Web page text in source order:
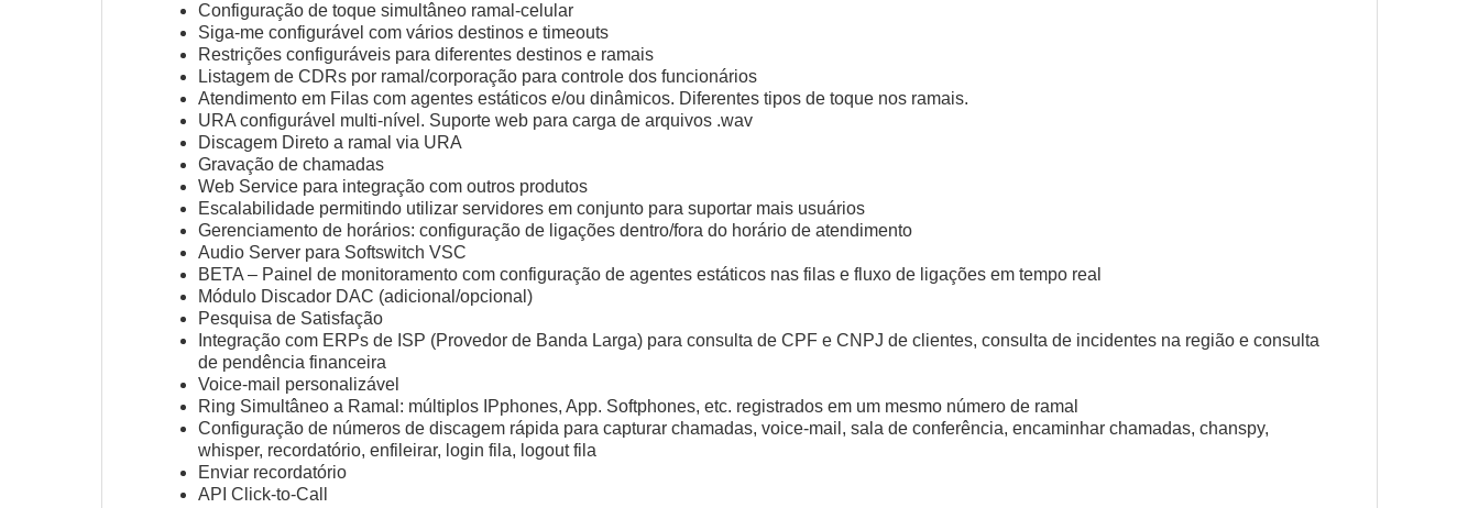
Configuração de toque simultâneo ramal-celular
Siga-me configurável com vários destinos e timeouts
Restrições configuráveis para diferentes destinos e ramais
Listagem de CDRs por ramal/corporação para controle dos funcionários
Atendimento em Filas com agentes estáticos e/ou dinâmicos. Diferentes tipos de toque nos ramais.
URA configurável multi-nível. Suporte web para carga de arquivos .wav
Discagem Direto a ramal via URA
Gravação de chamadas
Web Service para integração com outros produtos
Escalabilidade permitindo utilizar servidores em conjunto para suportar mais usuários
Gerenciamento de horários: configuração de ligações dentro/fora do horário de atendimento
Audio Server para Softswitch VSC
BETA – Painel de monitoramento com configuração de agentes estáticos nas filas e fluxo de ligações em tempo real
Módulo Discador DAC (adicional/opcional)
Pesquisa de Satisfação
Integração com ERPs de ISP (Provedor de Banda Larga) para consulta de CPF e CNPJ de clientes, consulta de incidentes na região e consulta
de pendência financeira
Voice-mail personalizável
Ring Simultâneo a Ramal: múltiplos IPphones, App. Softphones, etc. registrados em um mesmo número de ramal
Configuração de números de discagem rápida para capturar chamadas, voice-mail, sala de conferência, encaminhar chamadas, chanspy,
whisper, recordatório, enfileirar, login fila, logout fila
Enviar recordatório
API Click-to-Call